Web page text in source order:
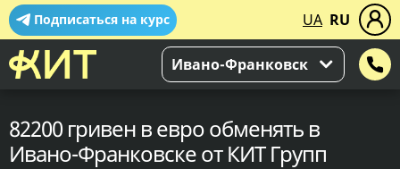
Подписаться на курс UA RU
Ивано-Франковск
82200 гривен в евро обменять в
Ивано-Франковске от КИТ Групп